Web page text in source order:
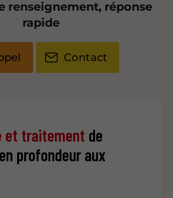
renseignement, réponse
rapide
Contact
et traitement de
profondeur aux